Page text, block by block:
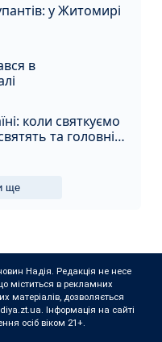
у Житомирі
в
коли святкуємо
та головні
ще
Надія. Редакція не несе
міститься в рекламних
матеріалів, дозволяється
Інформація на сайті
осіб віком 21+.